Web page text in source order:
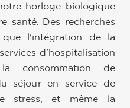
horloge biologique
santé. Des recherches
l'intégration de la
d'hospitalisation
consommation de
séjour en service de
stress, et même la